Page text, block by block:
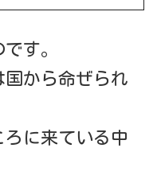
NATOにも目を向けねば
す。
から命ぜられ
ろに来ている中